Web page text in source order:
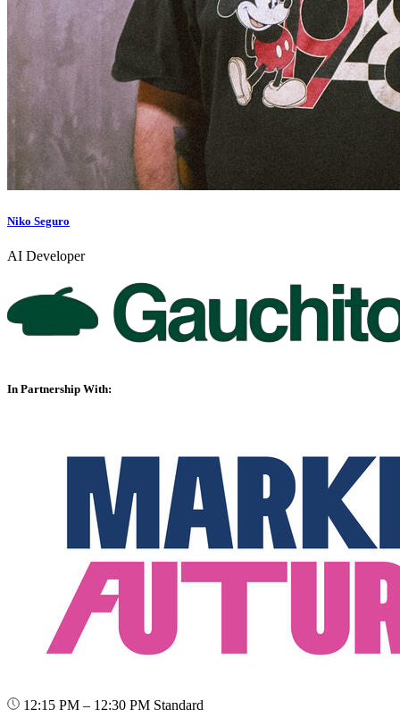
Niko Seguro
AI Developer
In Partnership With:
12:15 PM – 12:30 PM Standard